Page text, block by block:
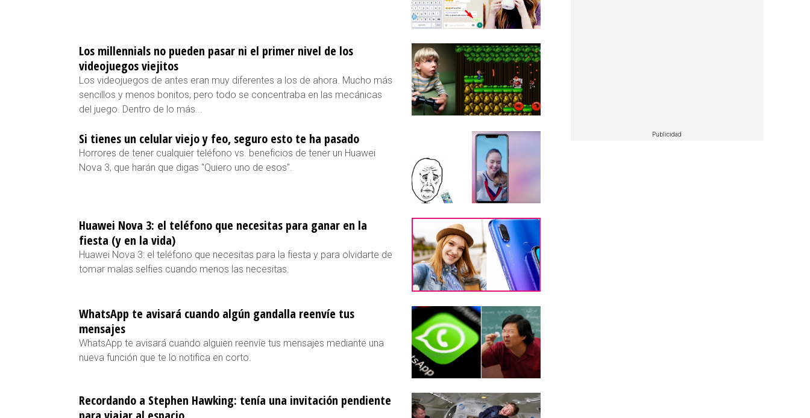
Los millennials no pueden pasar ni el primer nivel de los
videojuegos viejitos
Los videojuegos de antes eran muy diferentes a los de ahora. Mucho más
sencillos y menos bonitos, pero todo se concentraba en las mecánicas
del juego. Dentro de lo más...
Si tienes un celular viejo y feo, seguro esto te ha pasado
Horrores de tener cualquier teléfono vs. beneficios de tener un Huawei
Nova 3, que harán que digas "Quiero uno de esos".
Huawei Nova 3: el teléfono que necesitas para ganar en la
fiesta (y en la vida)
Huawei Nova 3: el teléfono que necesitas para la fiesta y para olvidarte de
tomar malas selfies cuando menos las necesitas.
WhatsApp te avisará cuando algún gandalla reenvíe tus
mensajes
WhatsApp te avisará cuando alguien reenvíe tus mensajes mediante una
nueva función que te lo notifica en corto.
Recordando a Stephen Hawking: tenía una invitación pendiente
Publicidad